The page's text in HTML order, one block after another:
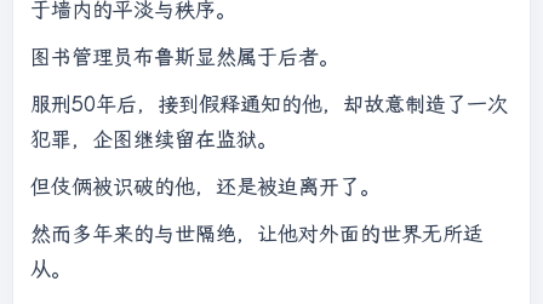
于墙内的平淡与秩序。
图书管理员布鲁斯显然属于后者。
服刑50年后，接到假释通知的他，却故意制造了一次
犯罪，企图继续留在监狱。
但伎俩被识破的他，还是被迫离开了。
然而多年来的与世隔绝，让他对外面的世界无所适
从。